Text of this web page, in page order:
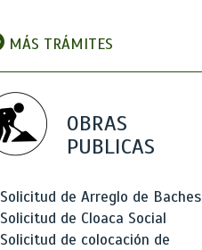
MÁS TRÁMITES
OBRAS
PUBLICAS
Solicitud de Arreglo de Baches
Solicitud de Cloaca Social
Solicitud de colocación de